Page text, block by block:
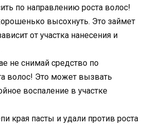
по направлению роста волос!
высохнуть. Это займет
от участка нанесения и
не снимай средство по
волос! Это может вызвать
воспаление в участке
края пасты и удали против роста